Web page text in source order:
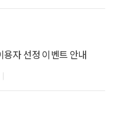
자 선정 이벤트 안내